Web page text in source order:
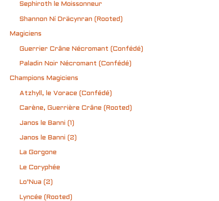
Sephiroth le Moissonneur
Shannon Ní Dräcynran (Rooted)
Magiciens
Guerrier Crâne Nécromant (Confédé)
Paladin Noir Nécromant (Confédé)
Champions Magiciens
Atzhyll, le Vorace (Confédé)
Carène, Guerrière Crâne (Rooted)
Janos le Banni (1)
Janos le Banni (2)
La Gorgone
Le Coryphée
Lo’Nua (2)
Lyncée (Rooted)